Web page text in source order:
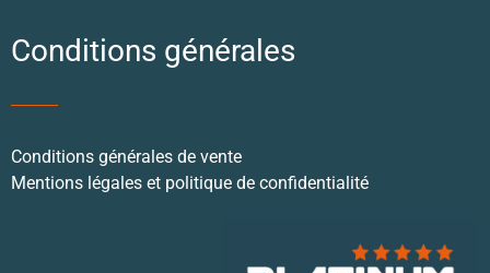
Conditions générales
Conditions générales de vente
Mentions légales et politique de confidentialité